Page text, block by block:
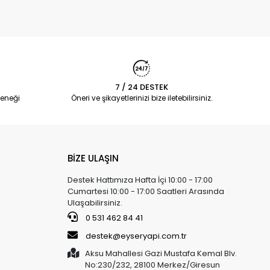
7 / 24 DESTEK
Öneri ve şikayetlerinizi bize iletebilirsiniz.
BİZE ULAŞIN
Destek Hattımıza Hafta İçi 10:00 - 17:00
Cumartesi 10:00 - 17:00 Saatleri Arasında
Ulaşabilirsiniz.
0 531 462 84 41
destek@eyseryapi.com.tr
Aksu Mahallesi Gazi Mustafa Kemal Blv.
No:230/232, 28100 Merkez/Giresun